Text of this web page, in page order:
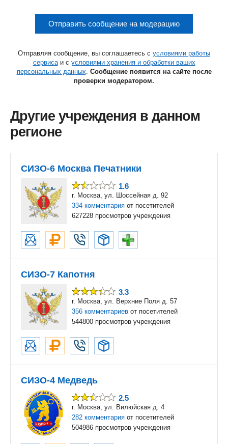
Отправить сообщение на модерацию
Отправляя сообщение, вы соглашаетесь с условиями работы
сервисаи с условиями хранения и обработки ваших
персональных данных. Сообщение появится на сайте после
проверки модератором.
Другие учреждения в данном
регионе
СИЗО-6 Москва Печатники
1.6
г. Москва, ул. Шоссейная д. 92
334 комментария от посетителей
627228 просмотров учреждения
СИЗО-7 Капотня
3.3
г. Москва, ул. Верхние Поля д. 57
356 комментариев от посетителей
544800 просмотров учреждения
СИЗО-4 Медведь
2.5
г. Москва, ул. Вилюйская д. 4
282 комментария от посетителей
504986 просмотров учреждения